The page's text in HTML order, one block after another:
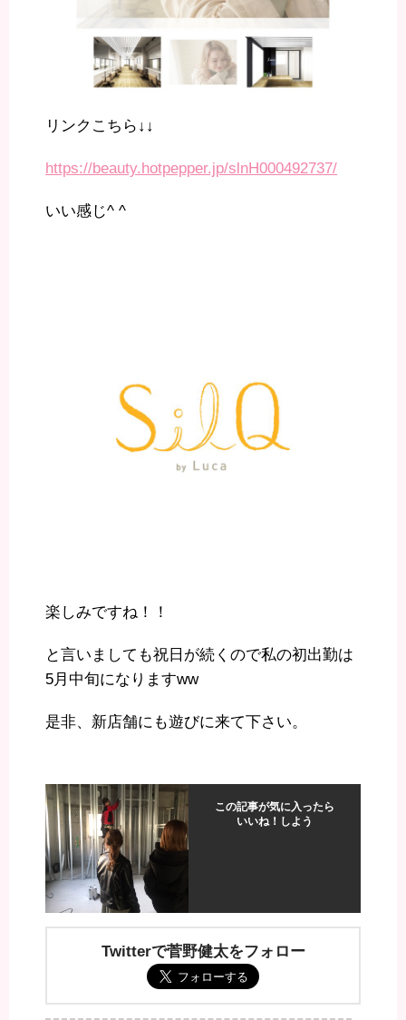
リンクこちら↓↓
https://beauty.hotpepper.jp/slnH000492737/
いい感じ^ ^
楽しみですね！！
と言いましても祝日が続くので私の初出勤は
5月中旬になりますww
是非、新店舗にも遊びに来て下さい。
この記事が気に入ったら
いいね！しよう
Twitterで菅野健太をフォロー